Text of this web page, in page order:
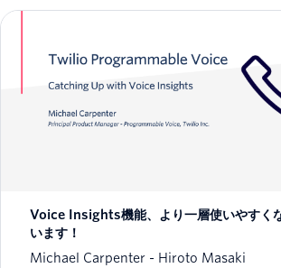
Voice Insights機能、より一層使いやすく
います！
Michael Carpenter
Hiroto Masaki